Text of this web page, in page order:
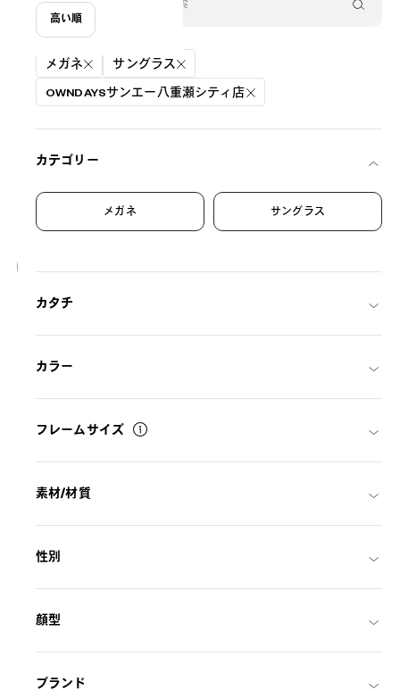
絞り込み条件
メガネ サングラス
OWNDAYSサンエー八重瀬シティ店
カテゴリー
メガネ サングラス
カタチ
カラー
フレームサイズ
素材/材質
性別
顔型
ブランド
高い順
20
OWNDAYS | SUN